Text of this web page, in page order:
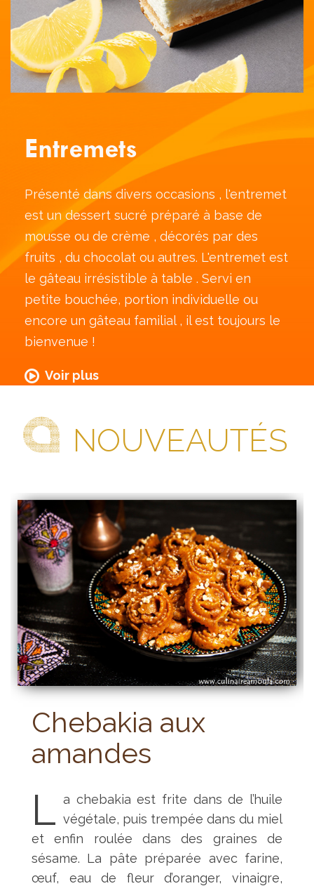
Entremets
Présenté dans divers occasions , l'entremet
est un dessert sucré préparé à base de
mousse ou de crème , décorés par des
fruits , du chocolat ou autres. L'entremet est
le gâteau irrésistible à table . Servi en
petite bouchée, portion individuelle ou
encore un gâteau familial , il est toujours le
bienvenue !
Voir plus
NOUVEAUTÉS
Chebakia aux
amandes
L a chebakia est frite dans de l’huile
végétale, puis trempée dans du miel
et enfin roulée dans des graines de
sésame. La pâte préparée avec farine,
œuf, eau de fleur d’oranger, vinaigre,